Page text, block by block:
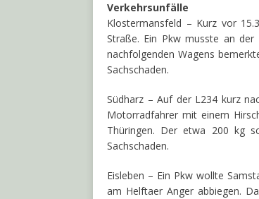
Verkehrsunfälle
Klostermansfeld – Kurz vor
Straße. Ein Pkw musste an der
nachfolgenden Wagens
Sachschaden.
Südharz – Auf der L234 kurz
Motorradfahrer mit einem
Thüringen. Der etwa 200 kg
Sachschaden.
Eisleben – Ein Pkw wollte
am Helftaer Anger abbiegen.